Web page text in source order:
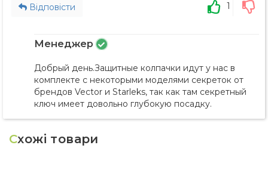
1
Відповісти
Менеджер
Добрый день.Защитные колпачки идут у нас в
комплекте с некоторыми моделями секреток от
брендов Vector и Starleks, так как там секретный
ключ имеет довольно глубокую посадку.
Схожі товари